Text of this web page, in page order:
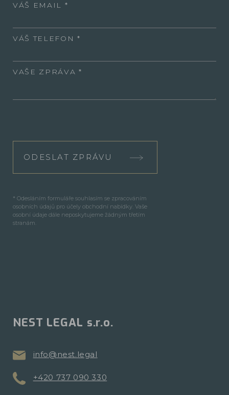
VÁŠ EMAIL
VÁŠ TELEFON
VAŠE ZPRÁVA
ODESLAT ZPRÁVU
* Odesláním formuláře souhlasím se zpracováním
osobních údajů pro účely obchodní nabídky. Vaše
osobní údaje dále neposkytujeme žádným třetím
stranám.
NEST LEGAL s.r.o.
info@nest.legal
+420 737 090 330